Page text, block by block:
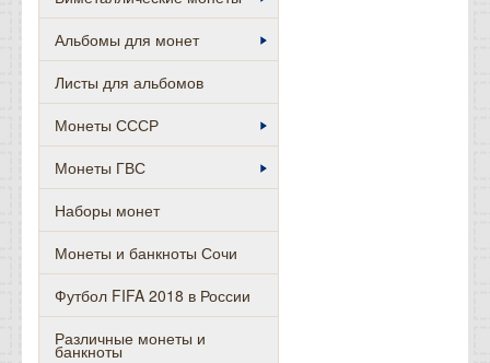
Альбомы для монет
Листы для альбомов
Монеты СССР
Монеты ГВС
Наборы монет
Монеты и банкноты Сочи
Футбол FIFA 2018 в России
Различные монеты и
банкноты